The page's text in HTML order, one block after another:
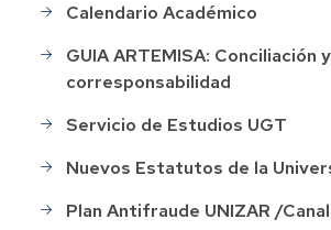
Calendario Académico
GUIA ARTEMISA: Conciliación y
corresponsabilidad
Servicio de Estudios UGT
Nuevos Estatutos de la
Plan Antifraude UNIZAR /